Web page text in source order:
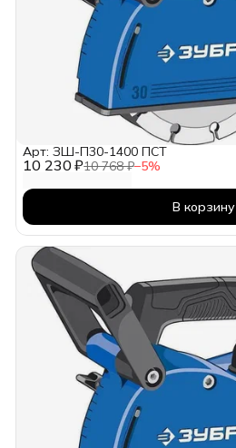
10 230 ₽10 768 ₽−5%
Арт: ЗШ-П30-1400 ПСТ
В корзину